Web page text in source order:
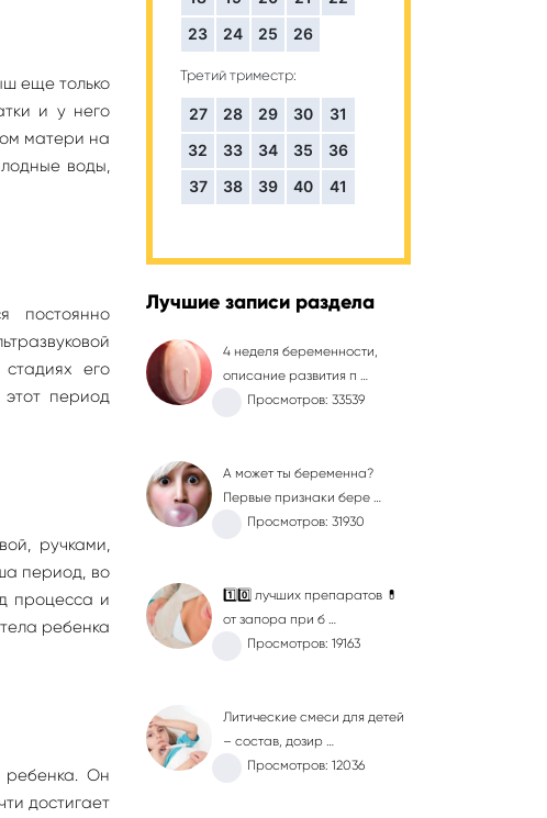
еще только
и у него
матери на
воды,
постоянно
его
период
ручками,
период, во
процесса и
ребенка
ребенка. Он
достигает
23
24 25 26
Третий триместр:
27 28 29 30
31
32
33 34 35
36
37
38 39 40 41
Лучшие записи раздела
4 неделя беременности,
описание развития п …
Просмотров: 33539
А может ты беременна?
Первые признаки бере …
Просмотров: 31930
1️⃣0️⃣ лучших препаратов 💊
от запора при б …
Просмотров: 19163
Литические смеси для детей
– состав, дозир …
Просмотров: 12036